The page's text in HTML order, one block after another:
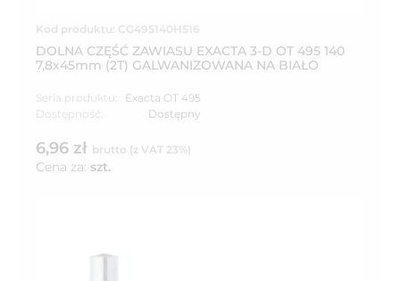
Kod produktu: CG495140H516
DOLNA CZĘŚĆ ZAWIASU EXACTA 3-D OT 495 140
7,8x45mm (2T) GALWANIZOWANA NA BIAŁO
Seria produktu:
Exacta OT 495
Dostępność:
Dostępny
6,96 zł brutto (z VAT 23%)
Cena za: szt.